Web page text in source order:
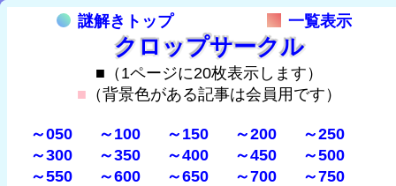
謎解きトップ 一覧表示
クロップサークル
■（1ページに20枚表示します）
■ （背景色がある記事は会員用です）
～050 ～100 ～150 ～200
～250
～300
～350 ～400 ～450
～500
～550
～600 ～650 ～700 ～750